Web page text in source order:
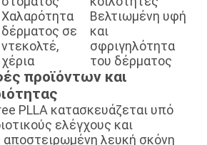
Χαλαρότητα
δέρματος σε
ντεκολτέ,
χέρια
Βελτιωμένη υφή
και
σφριγηλότητα
του δέρματος
προϊόντων και
PLLA κατασκευάζεται υπό
ελέγχους και
αποστειρωμένη λευκή σκόνη